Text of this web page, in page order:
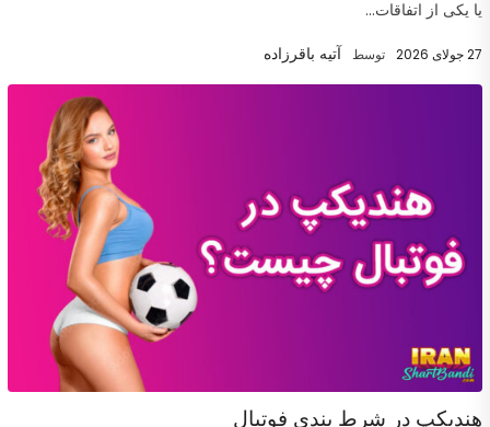
یا یکی از اتفاقات...
27 جولای 2026 توسط آتیه باقرزاده
هندیکپ در شرط بندی فوتبال